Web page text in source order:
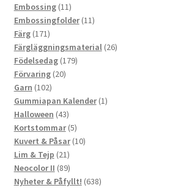
Embossing 1111
produkter
Embossingfolder 1111
Färg 171171
produkter
Färgläggningsmaterial 2626
Födelsedag 179179
Förvaring 2020
Garn 102102
produkter
Gummiapan Kalender 11
Halloween 4343
produkter
Kortstommar 55
produkter
Kuvert & Påsar 1010
Lim & Tejp 2121
produkter
Neocolor II 8989
produkter
Nyheter & Påfyllt! 638638